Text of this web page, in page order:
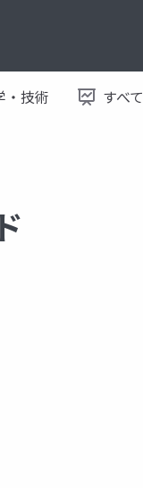
・技術 すべ